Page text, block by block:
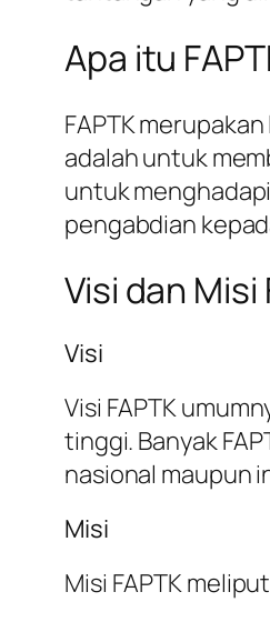
Apa itu
FAPTK
adalah untuk
untuk
pengabdian
Visi dan Misi
Visi
Visi FAPTK
tinggi. Banyak
nasional maupun
Misi
Misi FAPTK